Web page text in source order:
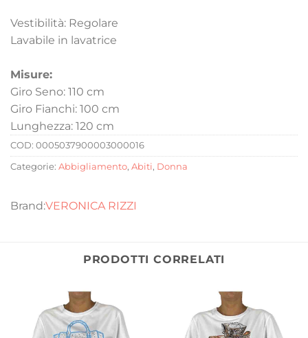
Vestibilità: Regolare
Lavabile in lavatrice
Misure:
Giro Seno: 110 cm
Giro Fianchi: 100 cm
Lunghezza: 120 cm
COD: 0005037900003000016
Categorie: Abbigliamento, Abiti, Donna
VERONICA RIZZI
PRODOTTI CORRELATI